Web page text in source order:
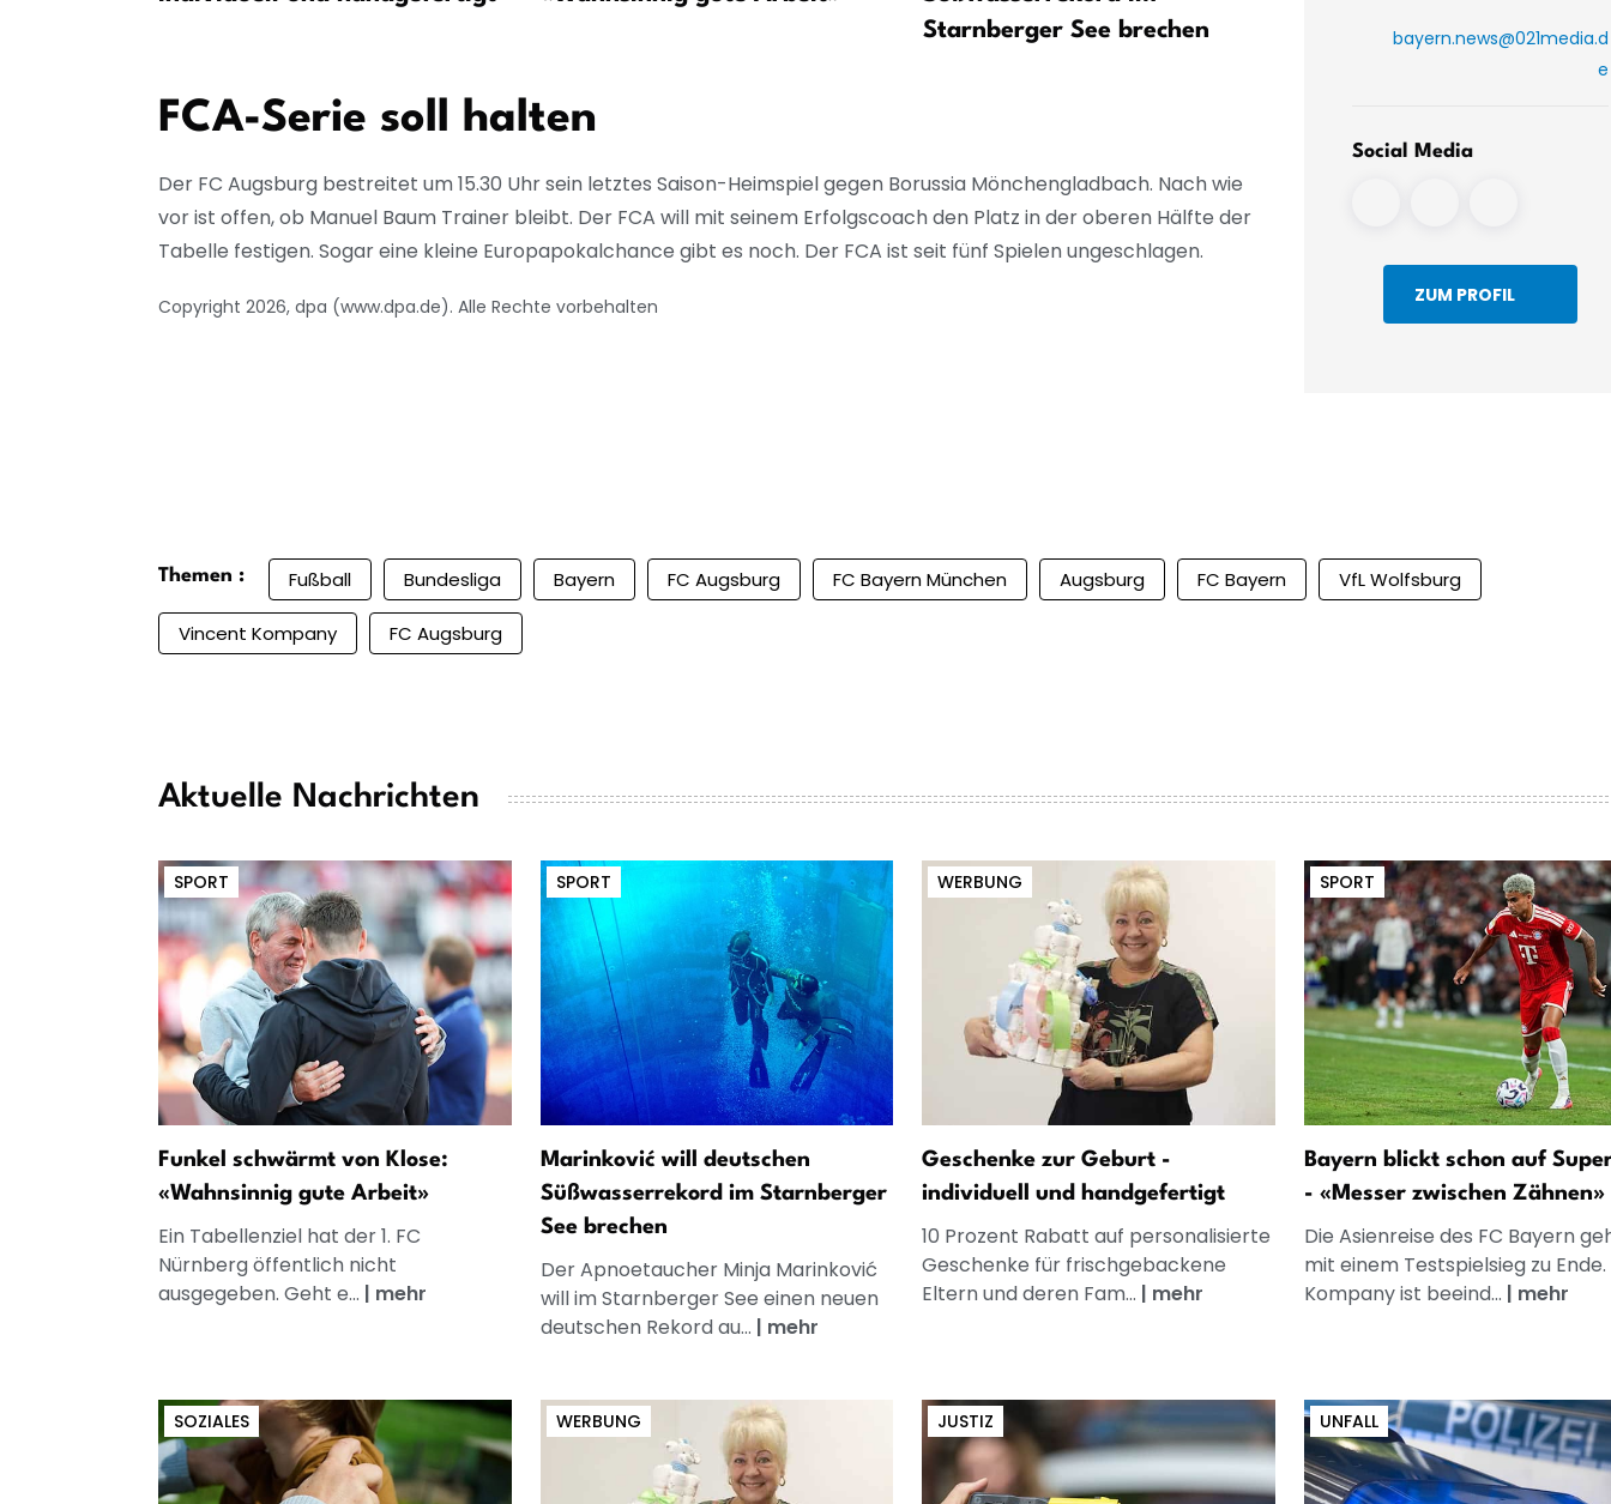
Starnberger See brechen
Zähnen»
FCA-Serie soll halten
Der FC Augsburg bestreitet um 15.30 Uhr sein letztes Saison-Heimspiel gegen Borussia Mönchengladbach. Nach wie
vor ist offen, ob Manuel Baum Trainer bleibt. Der FCA will mit seinem Erfolgscoach den Platz in der oberen Hälfte der
Tabelle festigen. Sogar eine kleine Europapokalchance gibt es noch. Der FCA ist seit fünf Spielen ungeschlagen.
Copyright 2026, dpa (www.dpa.de). Alle Rechte vorbehalten
bayern.news@021media.d
e
Social Media
ZUM PROFIL
Themen : Fußball Bundesliga Bayern FC Augsburg FC Bayern München Augsburg FC Bayern VfL Wolfsburg
Vincent Kompany FC Augsburg
Aktuelle Nachrichten
SPORT
Funkel schwärmt von Klose:
«Wahnsinnig gute Arbeit»
Ein Tabellenziel hat der 1. FC
Nürnberg öffentlich nicht
ausgegeben. Geht e... | mehr
SPORT
Marinković will deutschen
Süßwasserrekord im Starnberger
See brechen
Der Apnoetaucher Minja Marinković
will im Starnberger See einen neuen
deutschen Rekord au... | mehr
WERBUNG
Geschenke zur Geburt -
individuell und handgefertigt
10 Prozent Rabatt auf personalisierte
Geschenke für frischgebackene
Eltern und deren Fam... | mehr
SPORT
Bayern blickt schon auf
- «Messer zwischen Zähnen»
Die Asienreise des FC Bayern
mit einem Testspielsieg zu Ende.
Kompany ist beeind... | mehr
SOZIALES WERBUNG JUSTIZ UNFALL